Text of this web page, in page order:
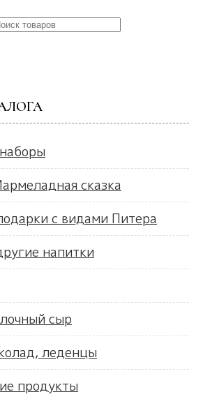
сказка
с видами Питера
напитки
сыр
леденцы
продукты